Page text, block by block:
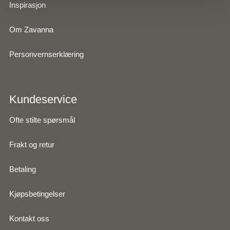
Inspirasjon
Om Zavanna
Personvernserklæring
Kundeservice
Ofte stilte spørsmål
Frakt og retur
Betaling
Kjøpsbetingelser
Kontakt oss